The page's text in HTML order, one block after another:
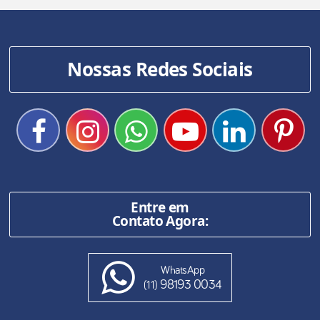
Nossas Redes Sociais
Entre em
Contato Agora:
WhatsApp
(11) 98193 0034